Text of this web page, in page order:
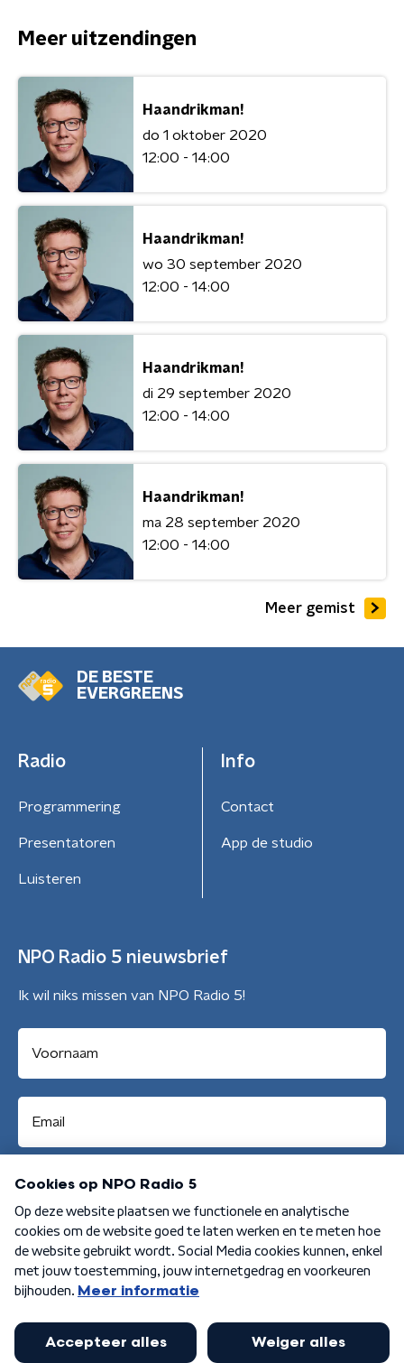
Meer uitzendingen
Haandrikman!
do 1 oktober 2020
12:00 - 14:00
Haandrikman!
wo 30 september 2020
12:00 - 14:00
Haandrikman!
di 29 september 2020
12:00 - 14:00
Haandrikman!
ma 28 september 2020
12:00 - 14:00
Meer gemist
DE BESTE
EVERGREENS
Radio
Programmering
Presentatoren
Luisteren
Info
Contact
App de studio
NPO Radio 5 nieuwsbrief
Ik wil niks missen van NPO Radio 5!
Aanmelden
Algemene voorwaarden